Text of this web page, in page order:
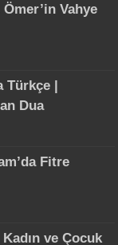
Vahye
Türkçe |
Dua
Fitre
ve Çocuk